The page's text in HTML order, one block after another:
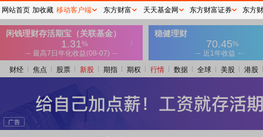
财经 焦点 股票 新股 期指 期权 行情 数据 全球 美股 港股
网站首页 加收藏 移动客户端 东方财富 天天基金网 东方财富证券 东方